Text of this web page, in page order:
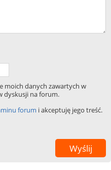
moich danych zawartych w
dyskusji na forum.
forum i akceptuję jego treść.